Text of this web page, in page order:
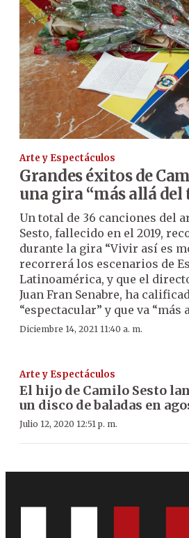
Arte y Espectáculos
Grandes éxitos de
una gira “más allá
Un total de 36 canciones del
Sesto, fallecido en el 2019,
durante la gira “Vivir así es
recorrerá los escenarios de
Latinoamérica, y que el
Juan Fran Senabre, ha
“espectacular” y que va “más
Diciembre 14, 2021 11:40 a. m.
Arte y Espectáculos
El hijo de Camilo Sesto
un disco de baladas en
Julio 12, 2020 12:51 p. m.